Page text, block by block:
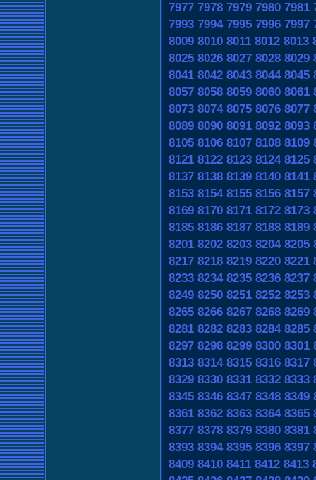
7977 7978 7979 7980 7981
7993 7994 7995 7996 7997
8009 8010 8011 8012 8013
8025 8026 8027 8028 8029
8041 8042 8043 8044 8045
8057 8058 8059 8060 8061
8073 8074 8075 8076 8077
8089 8090 8091 8092 8093
8105 8106 8107 8108 8109
8121 8122 8123 8124 8125
8137 8138 8139 8140 8141
8153 8154 8155 8156 8157
8169 8170 8171 8172 8173
8185 8186 8187 8188 8189
8201 8202 8203 8204 8205
8217 8218 8219 8220 8221
8233 8234 8235 8236 8237
8249 8250 8251 8252 8253
8265 8266 8267 8268 8269
8281 8282 8283 8284 8285
8297 8298 8299 8300 8301
8313 8314 8315 8316 8317
8329 8330 8331 8332 8333
8345 8346 8347 8348 8349
8361 8362 8363 8364 8365
8377 8378 8379 8380 8381
8393 8394 8395 8396 8397
8409 8410 8411 8412 8413